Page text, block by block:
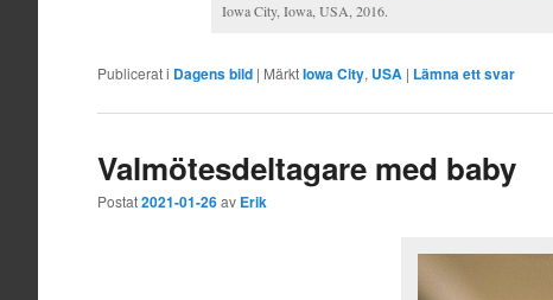
Iowa City, Iowa, USA, 2016.
Publicerat i Dagens bild | MärktIowa City, USA | Lämna ett svar
Valmötesdeltagare med baby
Postat2021-01-26av Erik